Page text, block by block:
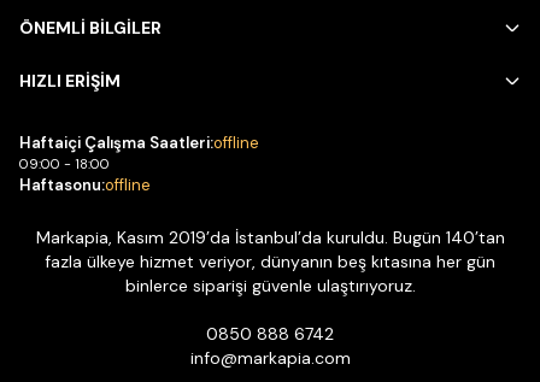
ÖNEMLİ BİLGİLER
HIZLI ERİŞİM
Haftaiçi Çalışma Saatleri:offline
09:00 - 18:00
Haftasonu:offline
Markapia, Kasım 2019’da İstanbul’da kuruldu. Bugün 140’tan
fazla ülkeye hizmet veriyor, dünyanın beş kıtasına her gün
binlerce siparişi güvenle ulaştırıyoruz.
0850 888 6742
info@markapia.com